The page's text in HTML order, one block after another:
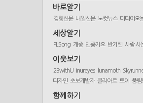
바로알기
경향신문 내일신문 노컷뉴스 미디어오
세상알기
PLSong 개종 민중가요 반기련 사람 사
이웃보기
2BwithU inureyes lunamoth
디자인 초보개발자 클리아르 토이 풍림
함께하기